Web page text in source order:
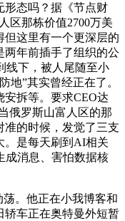
形态吗？据《节点财
区那栋价值2700万美
但这里有一个更深层的
年前插手了组织的公
线下，被人尾随至小
地”其实曾经正在了。
拆等。要求CEO达
俄罗斯山富人区的那
的时候，发觉了三支
。是每天刷到AI相关
成消息、害怕数据核
。他正在小我博客和
轿车正在奥特曼外短暂